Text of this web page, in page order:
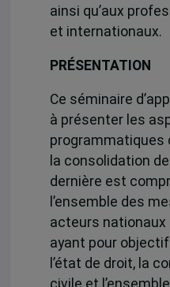
ainsi qu’aux
et internationaux.
PRÉSENTATION
Ce séminaire
à présenter les
programmatiques
la consolidation
dernière est
l’ensemble des
acteurs
ayant pour
l’état de droit, la
civile et